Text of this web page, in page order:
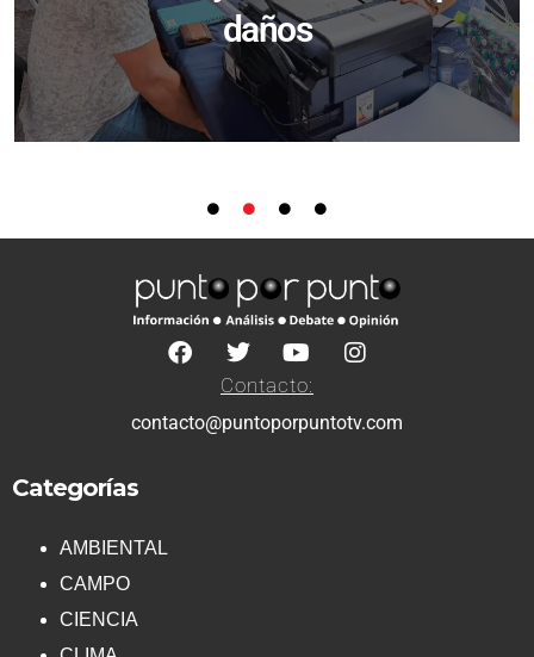
daños
Contacto:
contacto@puntoporpuntotv.com
Categorías
AMBIENTAL
CAMPO
CIENCIA